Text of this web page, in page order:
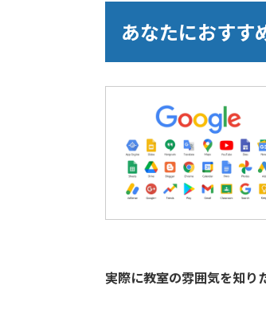
あなたにおすす
実際に教室の雰囲気を知り